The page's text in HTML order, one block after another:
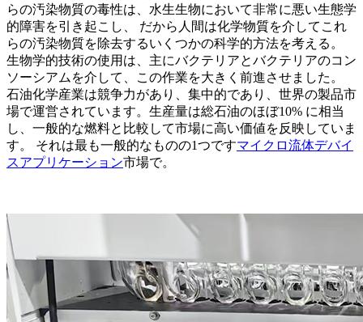
らの汚染物質の毒性は、水生生物において非常に悪い生態学
的障害を引き起こし、 だから人間は化学物質を介してこれ
らの汚染物質を除去するいくつかの科学的方法を考える。
生物学的技術の使用は、主にバクテリアとバクテリアのコン
ソーシアムを介して、この作業を大きく前進させました。
石油化学産業は競争力があり、集中的であり、世界の製品市
場で運営されています。生産量は総石油のほぼ10% に相当
し、一般的な燃料と比較して市場に高い価値を反映していま
す。 それは最も一般的なものの1つですマイクロ流体デバイ
スアプリケーション市場で。